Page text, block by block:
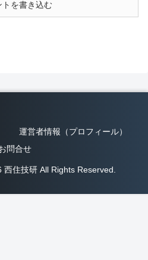
トを書き込む
運営者情報（プロフィール）
問合せ
住技研 All Rights Reserved.